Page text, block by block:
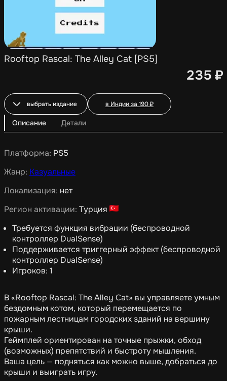
Rooftop Rascal: The Alley Cat [PS5]
235 ₽
выбрать издание в Индии за190₽
Описание Детали
Платформа: PS5
Жанр: Казуальные
Локализация: нет
Регион активации: Турция
Требуется функция вибрации (беспроводной
контроллер DualSense)
Поддерживается триггерный эффект (беспроводной
контроллер DualSense)
Игроков: 1
В «Rooftop Rascal: The Alley Cat» вы управляете умным
бездомным котом, который перемещается по
пожарным лестницам городских зданий на вершину
крыши.
Геймплей ориентирован на точные прыжки, обход
(возможных) препятствий и быстроту мышления.
Ваша цель — подняться как можно выше, добраться до
крыши и выиграть игру.